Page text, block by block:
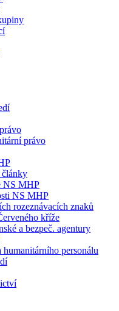
právo
články
NS MHP
NS MHP
rozeznávacích znaků
kříže
a bezpeč. agentury
personálu